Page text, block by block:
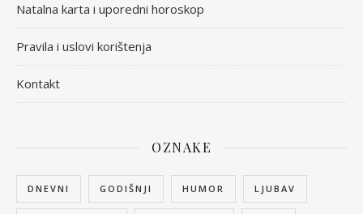
Natalna karta i uporedni horoskop
Pravila i uslovi korištenja
Kontakt
OZNAKE
DNEVNI GODIŠNJI HUMOR LJUBAV